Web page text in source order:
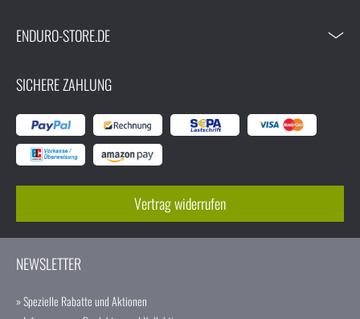
ENDURO-STORE.DE
SICHERE ZAHLUNG
Vertrag widerrufen
NEWSLETTER
» Spezielle Rabatte und Aktionen